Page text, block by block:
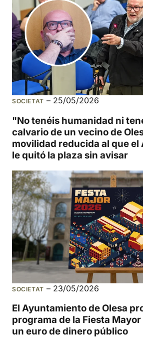
SOCIETAT – 25/05/2026
"No tenéis humanidad ni
calvario de un vecino de
movilidad reducida al que
le quitó la plaza sin avisar
SOCIETAT – 23/05/2026
El Ayuntamiento de Olesa
programa de la Fiesta
un euro de dinero público